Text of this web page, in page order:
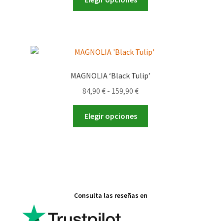
Las
se
elegir
la
MAGNOLIA ‘Black Tulip’
84,90 € - 159,90 €Rango
desde
Elegir opciones
Consulta las reseñas en